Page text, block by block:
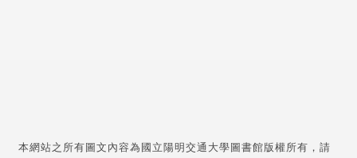
本網站之所有圖文內容為國立陽明交通大學圖書館版權所有，請